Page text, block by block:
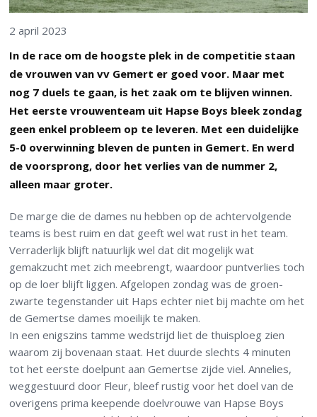
2 april 2023
In de race om de hoogste plek in de competitie staan
de vrouwen van vv Gemert er goed voor. Maar met
nog 7 duels te gaan, is het zaak om te blijven winnen.
Het eerste vrouwenteam uit Hapse Boys bleek zondag
geen enkel probleem op te leveren. Met een duidelijke
5-0 overwinning bleven de punten in Gemert. En werd
de voorsprong, door het verlies van de nummer 2,
alleen maar groter.
De marge die de dames nu hebben op de achtervolgende
teams is best ruim en dat geeft wel wat rust in het team.
Verraderlijk blijft natuurlijk wel dat dit mogelijk wat
gemakzucht met zich meebrengt, waardoor puntverlies toch
op de loer blijft liggen. Afgelopen zondag was de groen-
zwarte tegenstander uit Haps echter niet bij machte om het
de Gemertse dames moeilijk te maken.
In een enigszins tamme wedstrijd liet de thuisploeg zien
waarom zij bovenaan staat. Het duurde slechts 4 minuten
tot het eerste doelpunt aan Gemertse zijde viel. Annelies,
weggestuurd door Fleur, bleef rustig voor het doel van de
overigens prima keepende doelvrouwe van Hapse Boys